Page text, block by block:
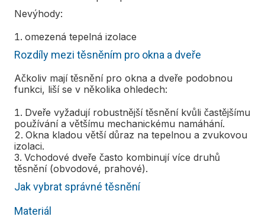
Nevýhody:
omezená tepelná izolace
Rozdíly mezi těsněním pro okna a dveře
Ačkoliv mají těsnění pro okna a dveře podobnou
funkci, liší se v několika ohledech:
Dveře vyžadují robustnější těsnění kvůli častějšímu
používání a většímu mechanickému namáhání.
Okna kladou větší důraz na tepelnou a zvukovou
izolaci.
Vchodové dveře často kombinují více druhů
těsnění (obvodové, prahové).
Jak vybrat správné těsnění
Materiál